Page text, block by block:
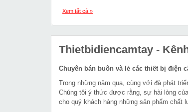
Xem tất cả »
Thietbidiencamtay -
Chuyên bán buôn và lẻ các thiết bị điện
Trong những năm qua, cùng với đà phát
Chúng tôi ý thức được rằng, sự hài lòng
cho quý khách hàng những sản phẩm chất